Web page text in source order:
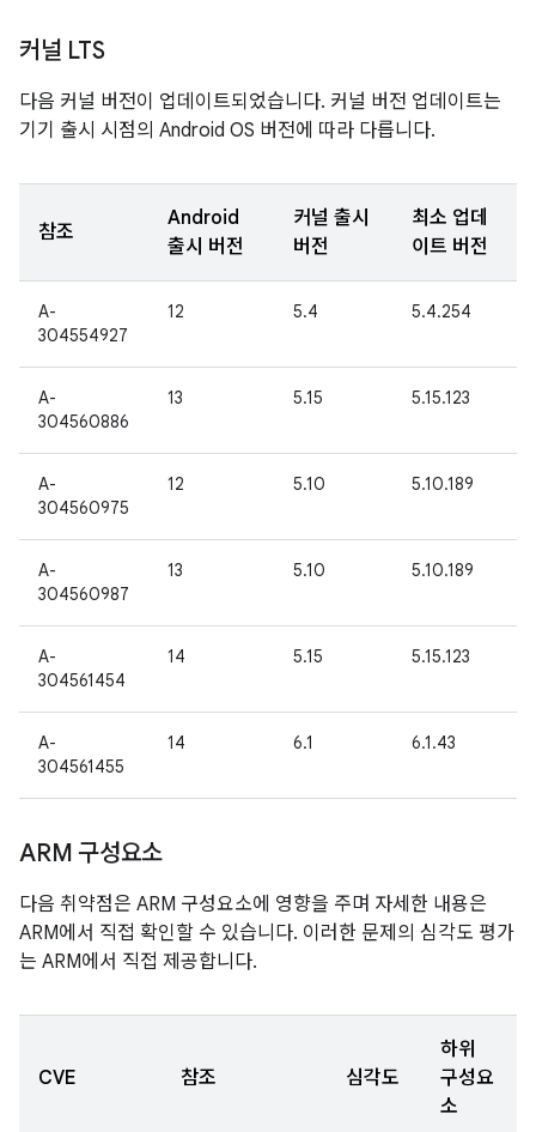
커널 LTS
다음 커널 버전이 업데이트되었습니다. 커널 버전 업데이트는
기기 출시 시점의 Android OS 버전에 따라 다릅니다.
참조
Android
출시 버전
커널 출시
버전
최소 업데
이트 버전
A-
304554927
12 5.4 5.4.254
A-
304560886
13 5.15 5.15.123
A-
304560975
12 5.10 5.10.189
A-
304560987
13 5.10 5.10.189
A-
304561454
14 5.15 5.15.123
A-
304561455
14 6.1 6.1.43
ARM 구성요소
다음 취약점은 ARM 구성요소에 영향을 주며 자세한 내용은
ARM에서 직접 확인할 수 있습니다. 이러한 문제의 심각도 평가
는 ARM에서 직접 제공합니다.
CVE 참조 심각도
하위
구성요
소